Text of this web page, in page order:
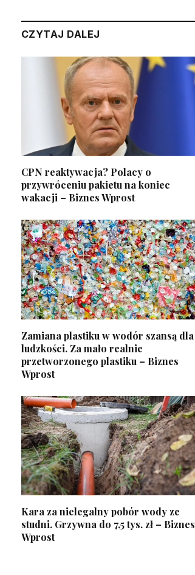
CZYTAJ DALEJ
CPN reaktywacja? Polacy o
przywróceniu pakietu na koniec
wakacji – Biznes Wprost
Zamiana plastiku w wodór szansą dla
ludzkości. Za mało realnie
przetworzonego plastiku – Biznes
Wprost
Kara za nielegalny pobór wody ze
studni. Grzywna do 7,5 tys. zł – Biznes
Wprost